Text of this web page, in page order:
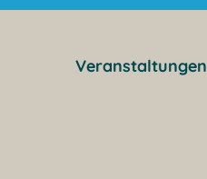
Veranstaltungen